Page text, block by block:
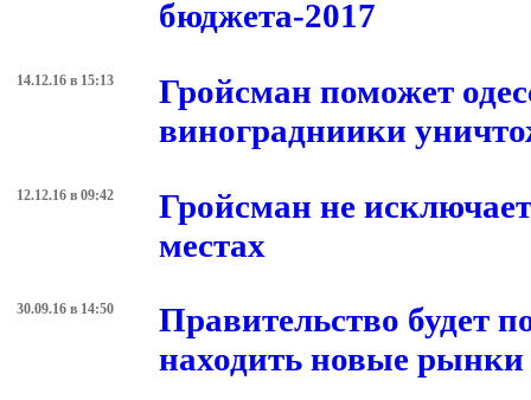
бюджета-2017
14.12.16 в 15:13
Гройсман поможет
виноградниики
12.12.16 в 09:42
Гройсман не
местах
30.09.16 в 14:50
Правительство будет
находить новые рынки